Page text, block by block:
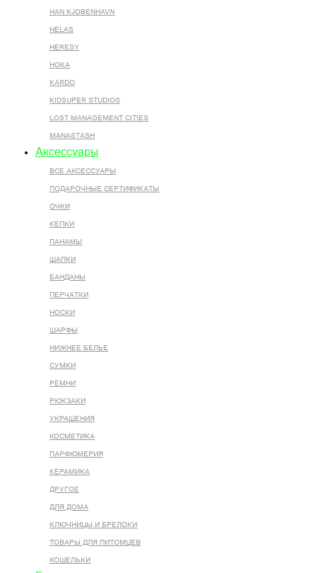
HAN KJOBENHAVN
HELAS
HERESY
HOKA
KARDO
KIDSUPER STUDIOS
LOST MANAGEMENT CITIES
MANASTASH
Аксессуары
ВСЕ AКСЕССУАРЫ
ПОДАРОЧНЫЕ СЕРТИФИКАТЫ
ОЧКИ
КЕПКИ
ПАНАМЫ
ШАПКИ
БАНДАНЫ
ПЕРЧАТКИ
НОСКИ
ШАРФЫ
НИЖНЕЕ БЕЛЬЕ
СУМКИ
РЕМНИ
РЮКЗАКИ
УКРАШЕНИЯ
КОСМЕТИКА
ПАРФЮМЕРИЯ
КЕРАМИКА
ДРУГОЕ
ДЛЯ ДОМА
КЛЮЧНИЦЫ И БРЕЛОКИ
ТОВАРЫ ДЛЯ ПИТОМЦЕВ
КОШЕЛЬКИ